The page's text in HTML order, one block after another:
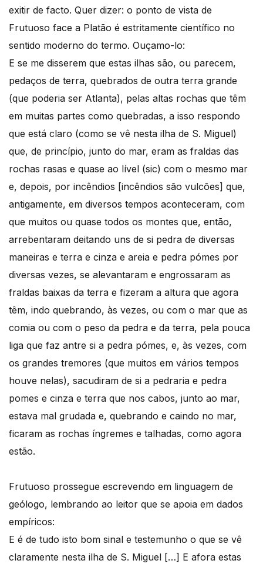
exitir de facto. Quer dizer: o ponto de vista de
Frutuoso face a Platão é estritamente científico no
sentido moderno do termo. Ouçamo-lo:
E se me disserem que estas ilhas são, ou parecem,
pedaços de terra, quebrados de outra terra grande
(que poderia ser Atlanta), pelas altas rochas que têm
em muitas partes como quebradas, a isso respondo
que está claro (como se vê nesta ilha de S. Miguel)
que, de princípio, junto do mar, eram as fraldas das
rochas rasas e quase ao lível (sic) com o mesmo mar
e, depois, por incêndios [incêndios são vulcões] que,
antigamente, em diversos tempos aconteceram, com
que muitos ou quase todos os montes que, então,
arrebentaram deitando uns de si pedra de diversas
maneiras e terra e cinza e areia e pedra pómes por
diversas vezes, se alevantaram e engrossaram as
fraldas baixas da terra e fizeram a altura que agora
têm, indo quebrando, às vezes, ou com o mar que as
comia ou com o peso da pedra e da terra, pela pouca
liga que faz antre si a pedra pómes, e, às vezes, com
os grandes tremores (que muitos em vários tempos
houve nelas), sacudiram de si a pedraria e pedra
pomes e cinza e terra que nos cabos, junto ao mar,
estava mal grudada e, quebrando e caindo no mar,
ficaram as rochas íngremes e talhadas, como agora
estão.
Frutuoso prossegue escrevendo em linguagem de
geólogo, lembrando ao leitor que se apoia em dados
empíricos:
E é de tudo isto bom sinal e testemunho o que se vê
claramente nesta ilha de S. Miguel […] E afora estas